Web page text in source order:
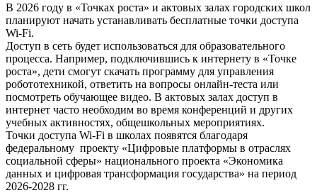
В 2026 году в «Точках роста» и актовых залах городских школ
планируют начать устанавливать бесплатные точки доступа
Wi-Fi.
Доступ в сеть будет использоваться для образовательного
процесса. Например, подключившись к интернету в «Точке
роста», дети смогут скачать программу для управления
робототехникой, ответить на вопросы онлайн-теста или
посмотреть обучающее видео. В актовых залах доступ в
интернет часто необходим во время конференций и других
учебных активностях, общешкольных мероприятиях.
Точки доступа Wi-Fi в школах появятся благодаря
федеральному проекту «Цифровые платформы в отраслях
социальной сферы» национального проекта «Экономика
данных и цифровая трансформация государства» на период
2026-2028 гг.